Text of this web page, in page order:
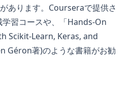
あります。Courseraで提供さ
習コースや、「Hands-On
Scikit-Learn, Keras, and
Géron著)のような書籍がお勧